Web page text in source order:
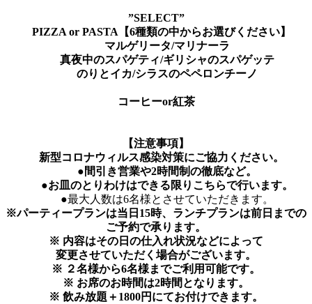
”SELECT”
PIZZA or PASTA【6種類の中からお選びください】
マルゲリータ/マリナーラ
真夜中のスパゲティ/ギリシャのスパゲッテ
のりとイカ/シラスのペペロンチーノ
コーヒーor紅茶
【注意事項】
新型コロナウィルス感染対策にご協力ください。
●間引き営業や2時間制の徹底など。
●お皿のとりわけはできる限りこちらで行います。
●最大人数は6名様とさせていただきます。
※パーティープランは当日15時、ランチプランは前日までの
ご予約で承ります。
※ 内容はその日の仕入れ状況などによって
変更させていただく場合がございます。
※ ２名様から6名様までご利用可能です。
※ お席のお時間は2時間となります。
※ 飲み放題＋ 1800円にてお付けできます。